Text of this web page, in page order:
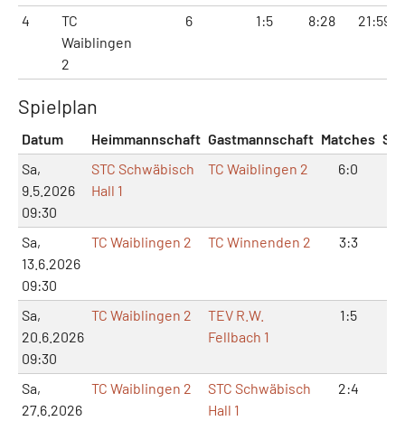
4
TC
Waiblingen
2
6 1:5 8:28 21:59
Spielplan
Datum Heimmannschaft Gastmannschaft Matches
Sa,
9.5.2026
09:30
STC Schwäbisch
Hall 1
TC Waiblingen 2 6:0
Sa,
13.6.2026
09:30
TC Waiblingen 2 TC Winnenden 2 3:3
Sa,
20.6.2026
09:30
TC Waiblingen 2
TEV R.W.
Fellbach 1
1:5
Sa,
27.6.2026
TC Waiblingen 2
STC Schwäbisch
Hall 1
2:4